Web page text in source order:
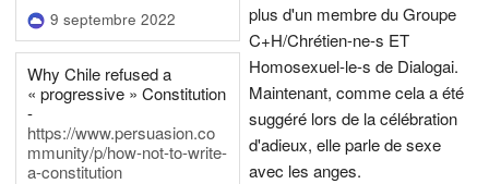
9 septembre 2022
Why Chile refused a
« progressive » Constitution
-
https://www.persuasion.co
mmunity/p/how-not-to-write-
a-constitution
plus d'un membre du Groupe
C+H/Chrétien-ne-s ET
Homosexuel-le-s de Dialogai.
Maintenant, comme cela a été
suggéré lors de la célébration
d'adieux, elle parle de sexe
avec les anges.